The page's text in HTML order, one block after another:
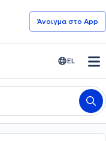
Άνοιγμα στο App
EL